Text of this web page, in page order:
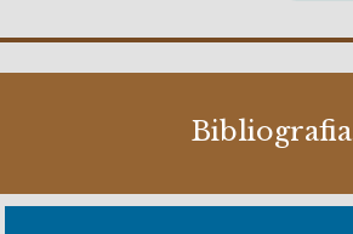
Bibliografia